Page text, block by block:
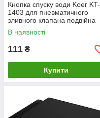
Кнопка спуску води Koer KT-
1403 для пневматичного
зливного клапана подвійна
для KT-0201 (колір хром
В наявності
111 ₴
Купити